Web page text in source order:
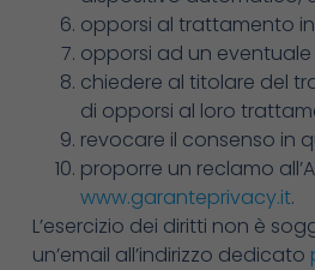
opporsi al trattamento
opporsi ad un
chiedere al titolare del
di opporsi al loro
revocare il consenso in
proporre un reclamo
www.garanteprivacy.it.
L’esercizio dei diritti non è
un’email all’indirizzo dedicato